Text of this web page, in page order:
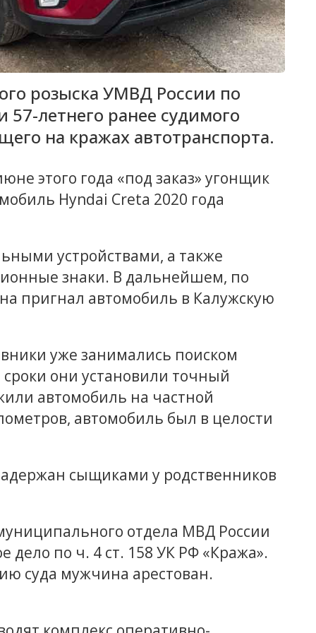
розыска УМВД России по
летнего ранее судимого
на кражах автотранспорта.
этого года «под заказ» угонщик
Hyndai Creta 2020 года
устройствами, а также
знаки. В дальнейшем, по
пригнал автомобиль в Калужскую
уже занимались поиском
они установили точный
автомобиль на частной
автомобиль был в целости
сыщиками у родственников
отдела МВД России
дело по ч. 4 ст. 158 УК РФ «Кража».
суда мужчина арестован.